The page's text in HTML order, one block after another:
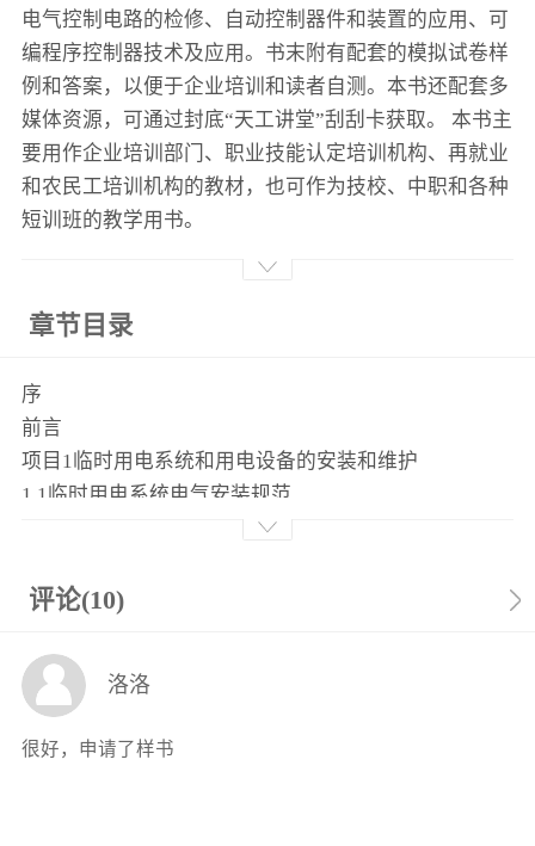
电气控制电路的检修、自动控制器件和装置的应用、可
编程序控制器技术及应用。书末附有配套的模拟试卷样
例和答案，以便于企业培训和读者自测。本书还配套多
媒体资源，可通过封底“天工讲堂”刮刮卡获取。 本书主
要用作企业培训部门、职业技能认定培训机构、再就业
和农民工培训机构的教材，也可作为技校、中职和各种
短训班的教学用书。
章节目录
序
前言
项目1临时用电系统和用电设备的安装和维护
1.1临时用电系统电气安装规范
1.1.1临时用电系统接地的安装规范
1.2临时用电配电箱、开关箱的安装
1.2.2临时用电配电箱、开关箱内电器元件的安装规范
1.2.3临时用电照明装置的安装
1.3.1建筑施工现场防雷设计要求
评论(10)
洛洛
很好，申请了样书